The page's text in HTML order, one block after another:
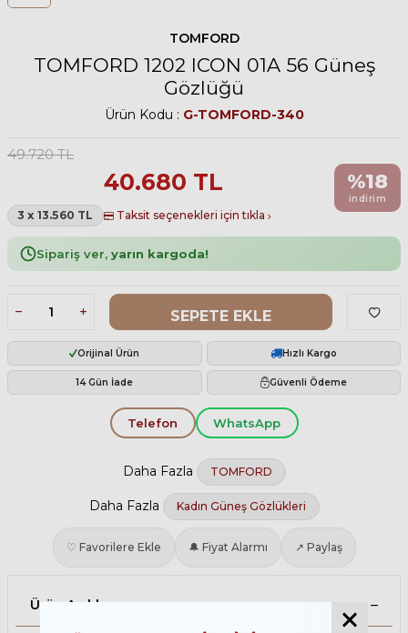
TOMFORD
TOMFORD 1202 ICON 01A 56 Güneş
Gözlüğü
Ürün Kodu : G-TOMFORD-340
49.720TL
40.680 TL
3 x 13.560 TL Taksit seçenekleri için tıkla
%18
indirim
Sipariş ver, yarın kargoda!
SEPETE EKLE
Orijinal Ürün Hızlı Kargo
14 Gün İade Güvenli Ödeme
Telefon WhatsApp
Daha Fazla TOMFORD
Daha Fazla Kadın Güneş Gözlükleri
♡ Favorilere Ekle 🔔 Fiyat Alarmı ↗ Paylaş
Ürün Açıklaması